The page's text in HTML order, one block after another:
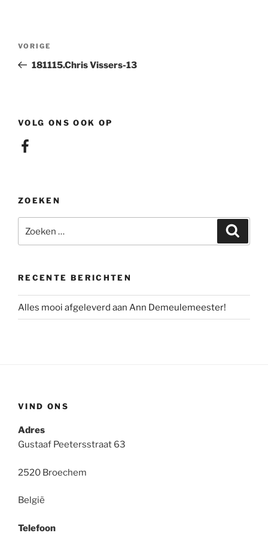
Vorig
bericht
VORIGE
181115.Chris Vissers-13
VOLG ONS OOK OP
Facebook
ZOEKEN
naar:
RECENTE BERICHTEN
Alles mooi afgeleverd aan Ann Demeulemeester!
VIND ONS
Adres
Gustaaf Peetersstraat 63
2520 Broechem
België
Telefoon